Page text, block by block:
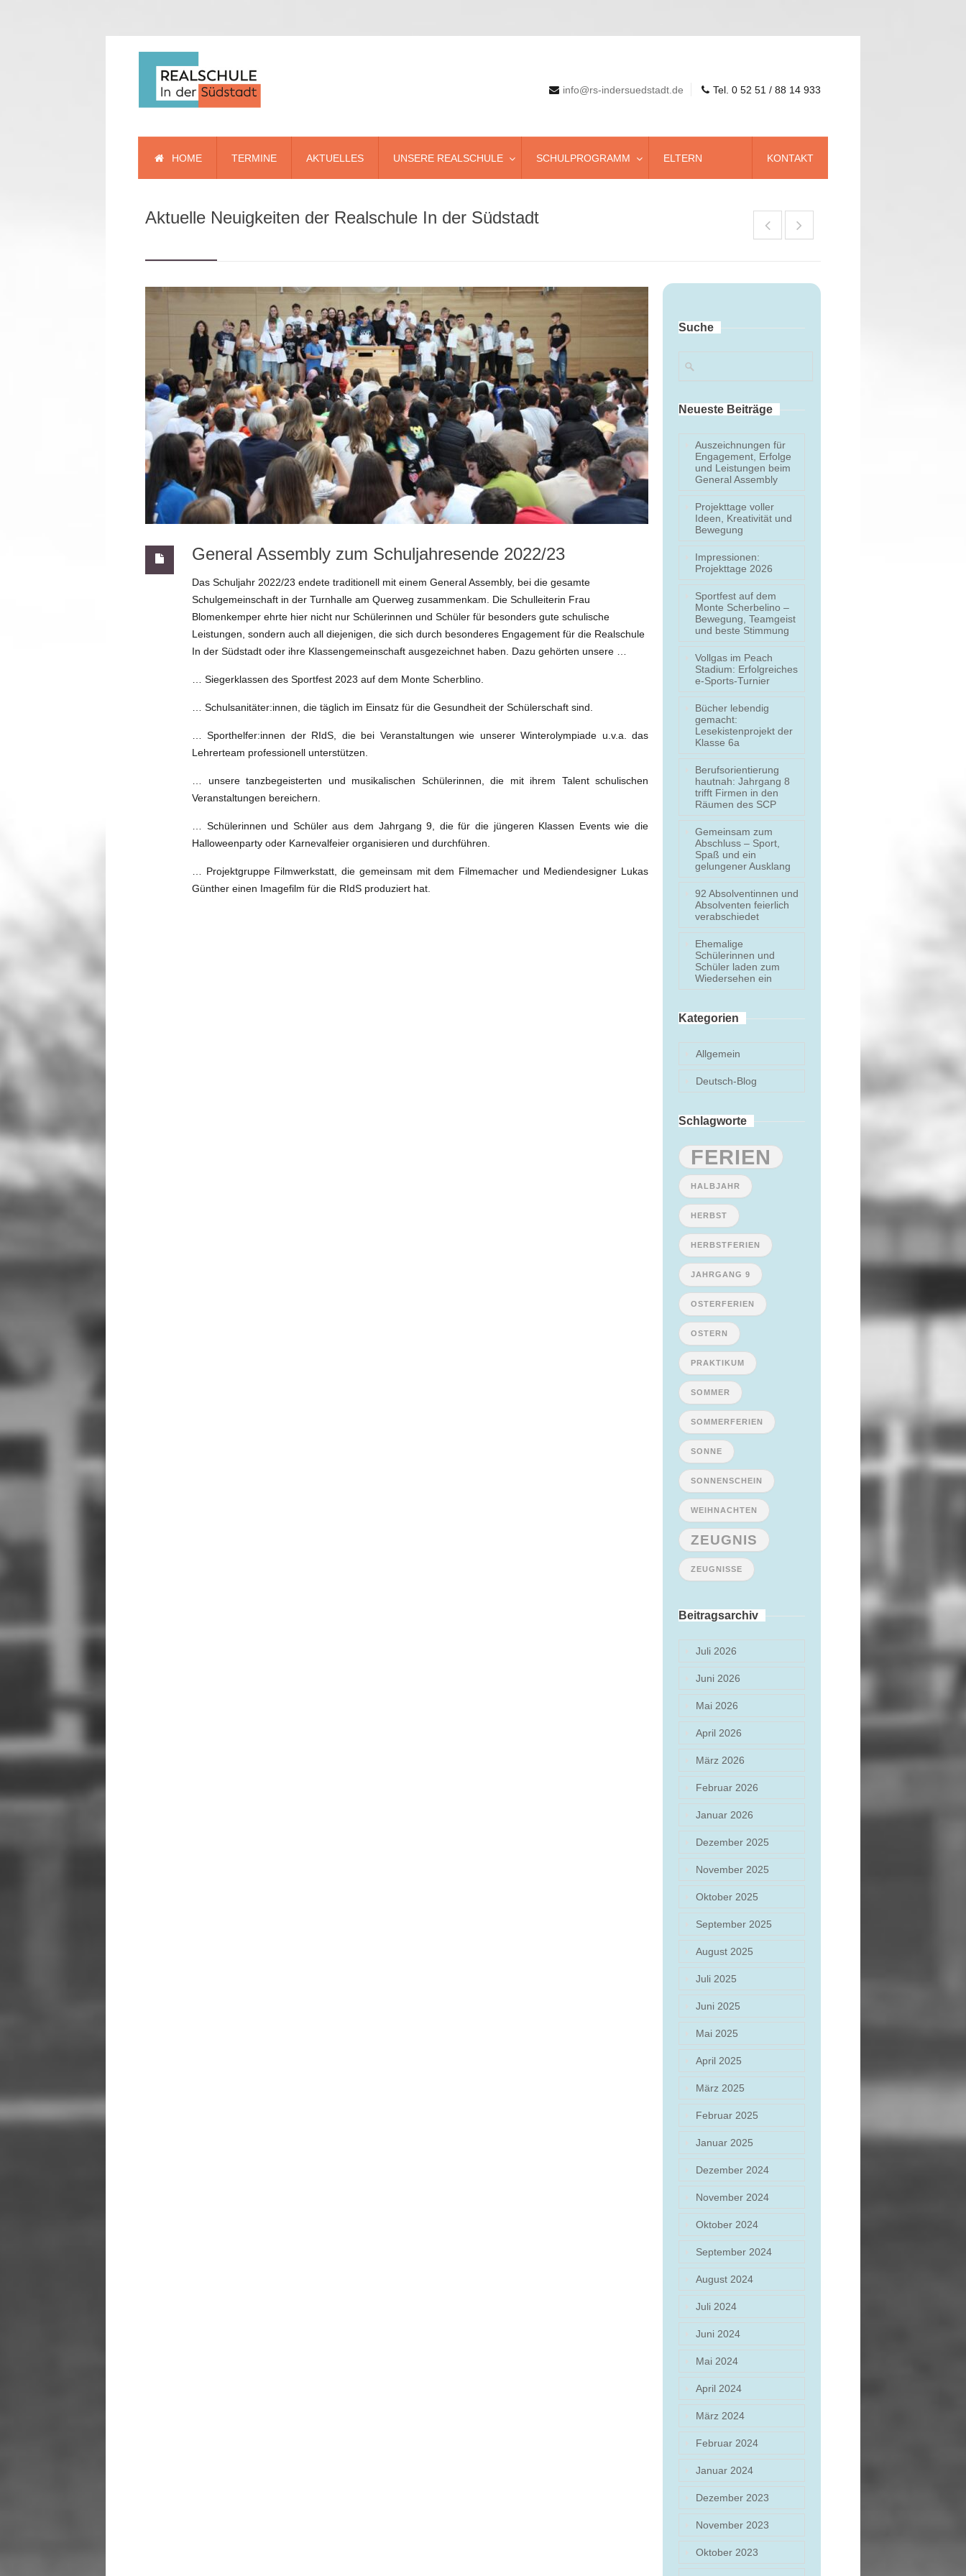
info@rs-indersuedstadt.de Tel. 0 52 51 / 88 14 933
HOME TERMINE AKTUELLES UNSERE REALSCHULE
Schülervertretung
Schul- und Hausordnung
Abschlüsse
Förderverein
Chronik
Schulfahrten
Lesewettbewerb
Sportwettkämpfe
Projekte & Exkursionen
Green-Keeper
Schulgarten
Schülersanitäter*innen
Schülerzeitung
Sporthelfer*innen
Europa
Sankt Vincenz Campus
Paderborner Baskets
Weiterführende Schulen
Ludwig-Erhard Berufskolleg
Heinz-Nixdorf Gesamtschule
SCHULPROGRAMM ELTERN KONTAKT
Aktuelle Neuigkeiten der Realschule In der Südstadt
General Assembly zum Schuljahresende 2022/23
Das Schuljahr 2022/23 endete traditionell mit einem General Assembly, bei die gesamte
Schulgemeinschaft in der Turnhalle am Querweg zusammenkam. Die Schulleiterin Frau
Blomenkemper ehrte hier nicht nur Schülerinnen und Schüler für besonders gute schulische
Leistungen, sondern auch all diejenigen, die sich durch besonderes Engagement für die Realschule
In der Südstadt oder ihre Klassengemeinschaft ausgezeichnet haben. Dazu gehörten unsere …
… Siegerklassen des Sportfest 2023 auf dem Monte Scherblino.
… Schulsanitäter:innen, die täglich im Einsatz für die Gesundheit der Schülerschaft sind.
… Sporthelfer:innen der RIdS, die bei Veranstaltungen wie unserer Winterolympiade u.v.a. das
Lehrerteam professionell unterstützen.
… unsere tanzbegeisterten und musikalischen Schülerinnen, die mit ihrem Talent schulischen
Veranstaltungen bereichern.
… Schülerinnen und Schüler aus dem Jahrgang 9, die für die jüngeren Klassen Events wie die
Halloweenparty oder Karnevalfeier organisieren und durchführen.
… Projektgruppe Filmwerkstatt, die gemeinsam mit dem Filmemacher und Mediendesigner Lukas
Günther einen Imagefilm für die RIdS produziert hat.
Suche
Neueste Beiträge
Auszeichnungen für
Engagement, Erfolge
und Leistungen beim
General Assembly
Projekttage voller
Ideen, Kreativität und
Bewegung
Impressionen:
Projekttage 2026
Sportfest auf dem
Monte Scherbelino –
Bewegung, Teamgeist
und beste Stimmung
Vollgas im Peach
Stadium: Erfolgreiches
e-Sports-Turnier
Bücher lebendig
gemacht:
Lesekistenprojekt der
Klasse 6a
Berufsorientierung
hautnah: Jahrgang 8
trifft Firmen in den
Räumen des SCP
Gemeinsam zum
Abschluss – Sport,
Spaß und ein
gelungener Ausklang
92 Absolventinnen und
Absolventen feierlich
verabschiedet
Ehemalige
Schülerinnen und
Schüler laden zum
Wiedersehen ein
Kategorien
Allgemein
Deutsch-Blog
Schlagworte
FERIEN
HALBJAHR
HERBST
HERBSTFERIEN
JAHRGANG 9
OSTERFERIEN
OSTERN
PRAKTIKUM
SOMMER
SOMMERFERIEN
SONNE
SONNENSCHEIN
WEIHNACHTEN
ZEUGNIS
ZEUGNISSE
Beitragsarchiv
Juli 2026
Juni 2026
Mai 2026
April 2026
März 2026
Februar 2026
Januar 2026
Dezember 2025
November 2025
Oktober 2025
September 2025
August 2025
Juli 2025
Juni 2025
Mai 2025
April 2025
März 2025
Februar 2025
Januar 2025
Dezember 2024
November 2024
Oktober 2024
September 2024
August 2024
Juli 2024
Juni 2024
Mai 2024
April 2024
März 2024
Februar 2024
Januar 2024
Dezember 2023
November 2023
Oktober 2023